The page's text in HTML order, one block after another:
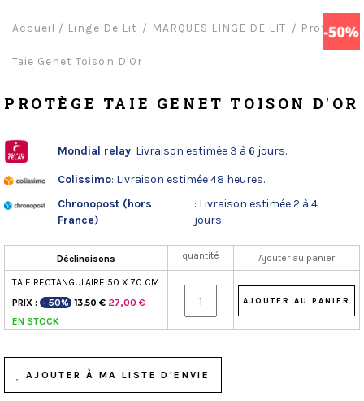
Accueil / Linge De Lit MARQUES LINGE DE LIT Protège
Taie Genet Toison D'Or
PROTÈGE TAIE GENET TOISON D'OR
Mondial relay: Livraison estimée 3 à 6 jours.
Colissimo: Livraison estimée 48 heures.
Chronopost (hors
France)
: Livraison estimée 2 à 4
jours.
Déclinaisons quantité Ajouter au panier
TAIE RECTANGULAIRE 50 X 70 CM
PRIX : - 50% 13,50 € 27,00 €
EN STOCK
AJOUTER À MA LISTE D'ENVIE